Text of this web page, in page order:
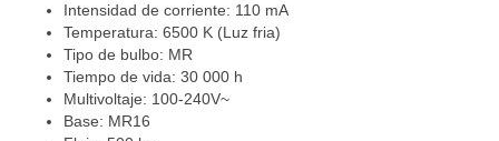
Intensidad de corriente: 110 mA
Temperatura: 6500 K (Luz fria)
Tipo de bulbo: MR
Tiempo de vida: 30 000 h
Multivoltaje: 100-240V~
Base: MR16